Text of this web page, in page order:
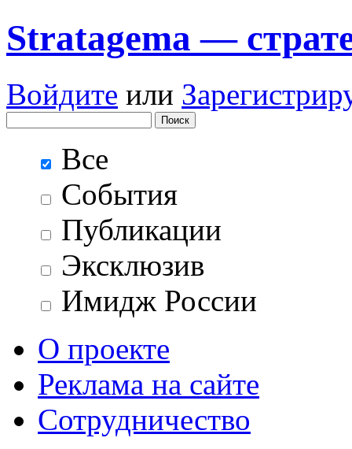
Stratagema —
Войдите или
Все
События
Публикации
Эксклюзив
Имидж России
О проекте
Реклама на сайте
Сотрудничество